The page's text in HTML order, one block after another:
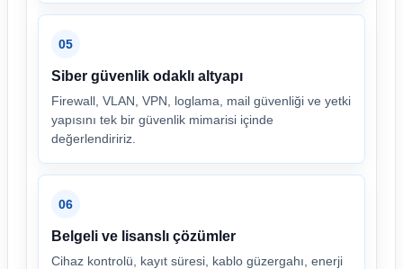
05
Siber güvenlik odaklı altyapı
Firewall, VLAN, VPN, loglama, mail güvenliği ve yetki
yapısını tek bir güvenlik mimarisi içinde
değerlendiririz.
06
Belgeli ve lisanslı çözümler
Cihaz kontrolü, kayıt süresi, kablo güzergahı, enerji